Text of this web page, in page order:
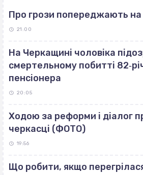
Про грози попереджають на
21:00
На Черкащині чоловіка
смертельному побитті
пенсіонера
20:05
Ходою за реформи і діалог
черкасці (ФОТО)
19:56
Що робити, якщо